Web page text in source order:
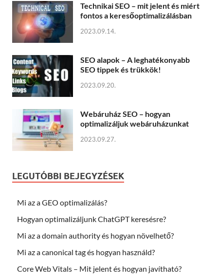
Technikai SEO – mit jelent és miért
fontos a keresőoptimalizálásban
2023.09.14.
SEO alapok – A leghatékonyabb
SEO tippek és trükkök!
2023.09.20.
Webáruház SEO – hogyan
optimalizáljuk webáruházunkat
2023.09.27.
LEGUTÓBBI BEJEGYZÉSEK
Mi az a GEO optimalizálás?
Hogyan optimalizáljunk ChatGPT keresésre?
Mi az a domain authority és hogyan növelhető?
Mi az a canonical tag és hogyan használd?
Core Web Vitals – Mit jelent és hogyan javítható?